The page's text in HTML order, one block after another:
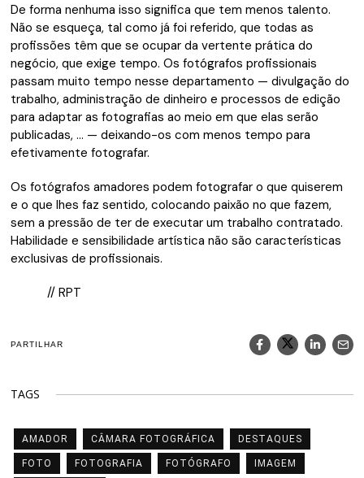
De forma nenhuma isso significa que tem menos talento.
Não se esqueça, tal como já foi referido, que todas as
profissões têm que se ocupar da vertente prática do
negócio, que exige tempo. Os fotógrafos profissionais
passam muito tempo nesse departamento — divulgação do
trabalho, administração de dinheiro e processos de edição
para adaptar as fotografias ao meio em que elas serão
publicadas, … — deixando-os com menos tempo para
efetivamente fotografar.
Os fotógrafos amadores podem fotografar o que quiserem
e o que lhes faz sentido, colocando paixão no que fazem,
sem a pressão de ter de executar um trabalho contratado.
Habilidade e sensibilidade artística não são características
exclusivas de profissionais.
// RPT
PARTILHAR
TAGS
AMADOR CÂMARA FOTOGRÁFICA DESTAQUES
FOTO FOTOGRAFIA FOTÓGRAFO IMAGEM